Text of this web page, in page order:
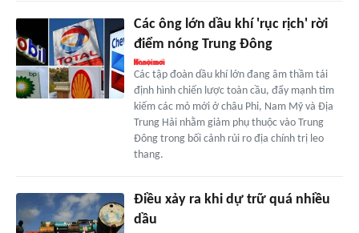
Các ông lớn dầu khí 'rục rịch' rời
điểm nóng Trung Đông
Các tập đoàn dầu khí lớn đang âm thầm tái
định hình chiến lược toàn cầu, đẩy mạnh tìm
kiếm các mỏ mới ở châu Phi, Nam Mỹ và Địa
Trung Hải nhằm giảm phụ thuộc vào Trung
Đông trong bối cảnh rủi ro địa chính trị leo
thang.
Điều xảy ra khi dự trữ quá nhiều
dầu